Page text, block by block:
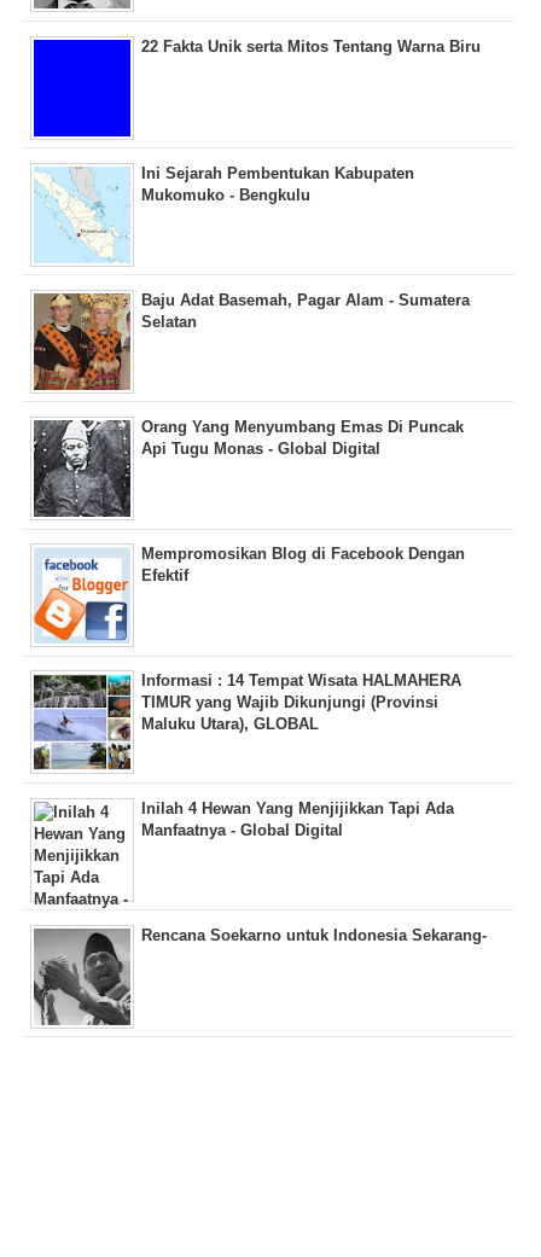
22 Fakta Unik serta Mitos Tentang Warna Biru
Ini Sejarah Pembentukan Kabupaten
Mukomuko - Bengkulu
Baju Adat Basemah, Pagar Alam - Sumatera
Selatan
Orang Yang Menyumbang Emas Di Puncak
Api Tugu Monas - Global Digital
Mempromosikan Blog di Facebook Dengan
Efektif
Informasi : 14 Tempat Wisata HALMAHERA
TIMUR yang Wajib Dikunjungi (Provinsi
Maluku Utara), GLOBAL
Inilah 4 Hewan Yang Menjijikkan Tapi Ada
Manfaatnya - Global Digital
Rencana Soekarno untuk Indonesia Sekarang-